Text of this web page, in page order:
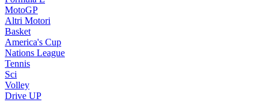
MotoGP
Altri Motori
Basket
America's Cup
Nations League
Tennis
Sci
Volley
Drive UP